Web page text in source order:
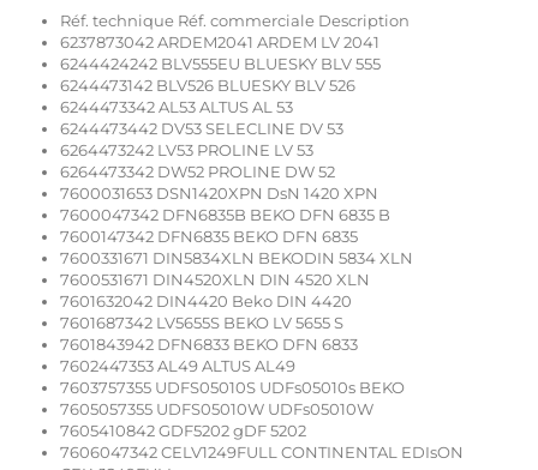
Réf. technique Réf. commerciale Description
6237873042 ARDEM2041 ARDEM LV 2041
6244424242 BLV555EU BLUESKY BLV 555
6244473142 BLV526 BLUESKY BLV 526
6244473342 AL53 ALTUS AL 53
6244473442 DV53 SELECLINE DV 53
6264473242 LV53 PROLINE LV 53
6264473342 DW52 PROLINE DW 52
7600031653 DSN1420XPN DsN 1420 XPN
7600047342 DFN6835B BEKO DFN 6835 B
7600147342 DFN6835 BEKO DFN 6835
7600331671 DIN5834XLN BEKODIN 5834 XLN
7600531671 DIN4520XLN DIN 4520 XLN
7601632042 DIN4420 Beko DIN 4420
7601687342 LV5655S BEKO LV 5655 S
7601843942 DFN6833 BEKO DFN 6833
7602447353 AL49 ALTUS AL49
7603757355 UDFS05010S UDFs05010s BEKO
7605057355 UDFS05010W UDFs05010W
7605410842 GDF5202 gDF 5202
7606047342 CELV1249FULL CONTINENTAL EDIsON